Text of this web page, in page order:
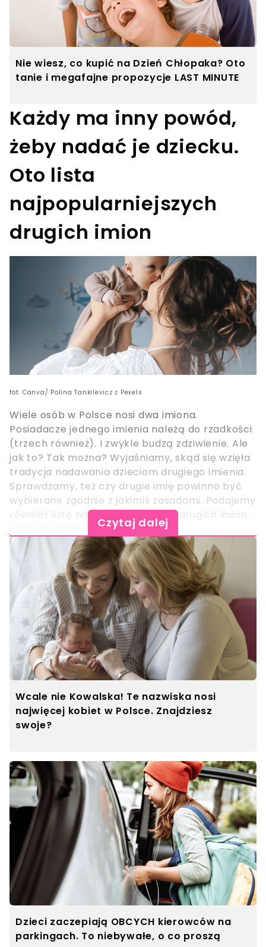
Nie wiesz, co kupić na Dzień Chłopaka? Oto
tanie i megafajne propozycje LAST MINUTE
Każdy ma inny powód,
żeby nadać je dziecku.
Oto lista
najpopularniejszych
drugich imion
fot. Canva/ Polina Tankilevicz z Pexels
Wiele osób w Polsce nosi dwa imiona.
Posiadacze jednego imienia należą do rzadkości
(trzech również). I zwykle budzą zdziwienie. Ale
jak to? Tak można? Wyjaśniamy, skąd się wzięła
tradycja nadawania dzieciom drugiego imienia.
Sprawdzamy, też czy drugie imię powinno być
wybierane zgodnie z jakimiś zasadami. Podajemy
również listę najpopularniejszych drugich imion,
jakie noszą Polacy.Czytaj dalej
Wcale nie Kowalska! Te nazwiska nosi
najwięcej kobiet w Polsce. Znajdziesz
swoje?
Dzieci zaczepiają OBCYCH kierowców na
parkingach. To niebywałe, o co proszą